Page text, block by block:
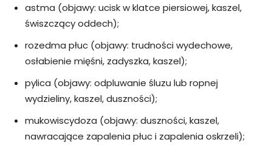
astma (objawy: ucisk w klatce piersiowej, kaszel,
świszczący oddech);
rozedma płuc (objawy: trudności wydechowe,
osłabienie mięśni, zadyszka, kaszel);
pylica (objawy: odpluwanie śluzu lub ropnej
wydzieliny, kaszel, duszności);
mukowiscydoza (objawy: duszności, kaszel,
nawracające zapalenia płuc i zapalenia oskrzeli);